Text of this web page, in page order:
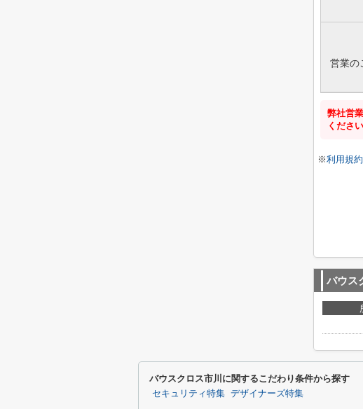
営業の
弊社営
ください
※利用規約
バウス
バウスクロス市川に関するこだわり条件から探す
セキュリティ特集 デザイナーズ特集